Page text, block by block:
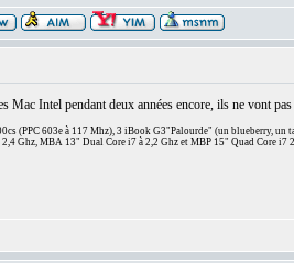
Mac Intel pendant deux années encore, ils ne vont
(PPC 603e à 117 Mhz), 3 iBook G3"Palourde" (un blueberry,
Ghz, MBA 13" Dual Core i7 à 2,2 Ghz et MBP 15" Quad Core i7